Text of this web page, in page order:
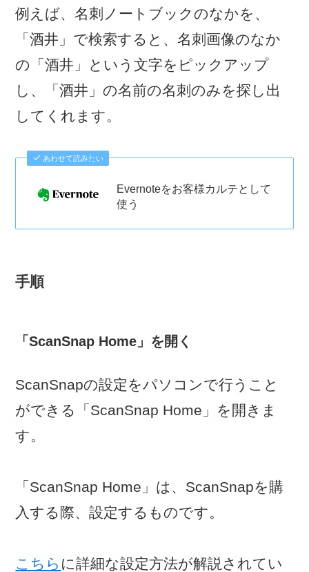
例えば、名刺ノートブックのなかを、
「酒井」で検索すると、名刺画像のなか
の「酒井」という文字をピックアップ
し、「酒井」の名前の名刺のみを探し出
してくれます。
あわせて読みたい
Evernoteをお客様カルテとして
使う
手順
「ScanSnap Home」を開く
ScanSnapの設定をパソコンで行うこと
ができる「ScanSnap Home」を開きま
す。
「ScanSnap Home」は、ScanSnapを購
入する際、設定するものです。
こちら に詳細な設定方法が解説されてい